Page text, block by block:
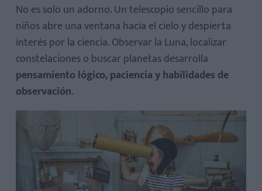
No es solo un adorno. Un telescopio sencillo para
niños abre una ventana hacia el cielo y despierta
interés por la ciencia. Observar la Luna, localizar
constelaciones o buscar planetas desarrolla
pensamiento lógico, paciencia y habilidades de
observación.